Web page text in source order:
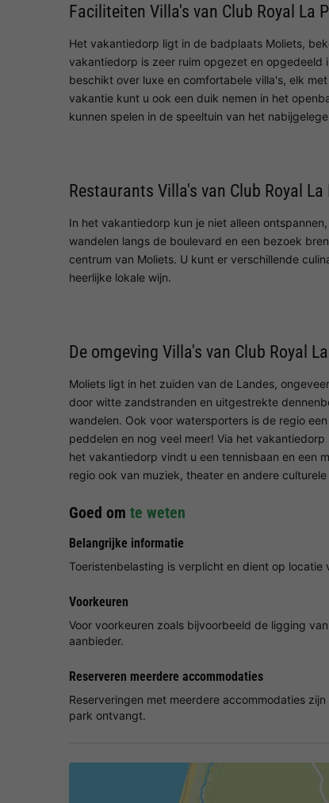
Faciliteiten Villa's van Club Royal La
Het vakantiedorp ligt in de badplaats Moliets,
vakantiedorp is zeer ruim opgezet en
beschikt over luxe en comfortabele villa's, elk
vakantie kunt u ook een duik nemen in het
kunnen spelen in de speeltuin van het
Restaurants Villa's van Club Royal La
In het vakantiedorp kun je niet alleen
wandelen langs de boulevard en een bezoek
centrum van Moliets. U kunt er verschillende
heerlijke lokale wijn.
De omgeving Villa's van Club Royal
Moliets ligt in het zuiden van de Landes,
door witte zandstranden en uitgestrekte
wandelen. Ook voor watersporters is de regio
peddelen en nog veel meer! Via het
het vakantiedorp vindt u een tennisbaan en een
regio ook van muziek, theater en andere
Goed om te weten
Belangrijke informatie
Toeristenbelasting is verplicht en dient op locatie
Voorkeuren
Voor voorkeuren zoals bijvoorbeeld de ligging
aanbieder.
Reserveren meerdere accommodaties
Reserveringen met meerdere accommodaties
park ontvangt.